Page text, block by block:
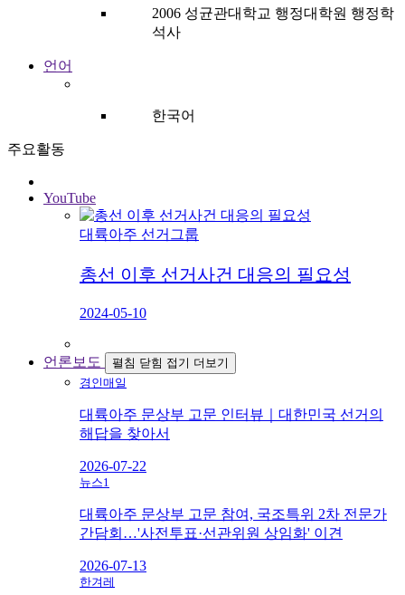
2006 성균관대학교 행정대학원 행정학
석사
언어
한국어
주요활동
YouTube
대륙아주 선거그룹
총선 이후 선거사건 대응의 필요성
2024-05-10
언론보도 펼침 닫힘 접기 더보기
경인매일
대륙아주 문상부 고문 인터뷰｜대한민국 선거의
해답을 찾아서
2026-07-22
뉴스1
대륙아주 문상부 고문 참여, 국조특위 2차 전문가
간담회…'사전투표·선관위원 상임화' 이견
2026-07-13
한겨레